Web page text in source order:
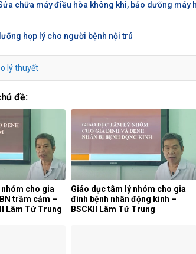
chữa máy điều hòa không khi, bảo dưỡng máy
hợp lý cho người bệnh nội trú
lý thuyết
đề:
cho gia
trầm cảm –
Lâm Tứ Trung
Giáo dục tâm lý nhóm cho gia
đình bệnh nhân động kinh –
BSCKII Lâm Tứ Trung